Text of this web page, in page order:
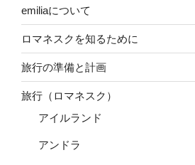
emiliaについて
ロマネスクを知るために
旅行の準備と計画
旅行（ロマネスク）
アイルランド
アンドラ